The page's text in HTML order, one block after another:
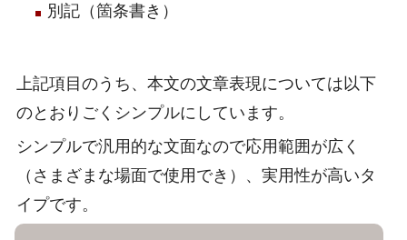
別記（箇条書き）
上記項目のうち、本文の文章表現については以下
のとおりごくシンプルにしています。
シンプルで汎用的な文面なので応用範囲が広く
（さまざまな場面で使用でき）、実用性が高いタ
イプです。